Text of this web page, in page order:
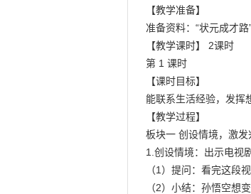
【教学准备】
准备资料：“状元成才路
【教学课时】 2课时
第 1 课时
【课时目标】
能联系生活经验，发挥
【教学过程】
板块一 创设情境，激发
1.创设情境：出示电视
（1）提问：看完这段
（2）小结：孙悟空想